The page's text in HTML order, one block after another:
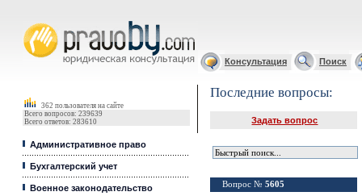
Консультация Поиск
362 пользователя на сайте
Всего вопросов: 239639
Всего ответов: 283610
Административное право
Бухгалтерский учет
Военное законодательство
Последние вопросы:
Задать вопрос
Вопрос № 5605